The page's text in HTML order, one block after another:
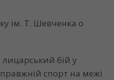
ім. Т. Шевченка о
бій у
спорт на межі